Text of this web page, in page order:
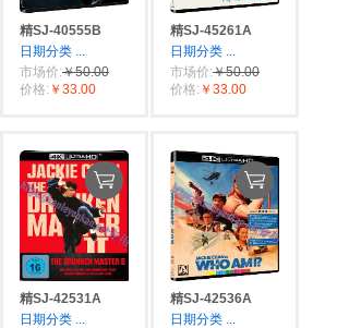
精SJ-40555B
日期分类 ...
市场价:￥50.00
价格: ￥33.00
精SJ-45261A
日期分类 ...
市场价:￥50.00
价格: ￥33.00
精SJ-42531A
日期分类 ...
精SJ-42536A
日期分类 ...